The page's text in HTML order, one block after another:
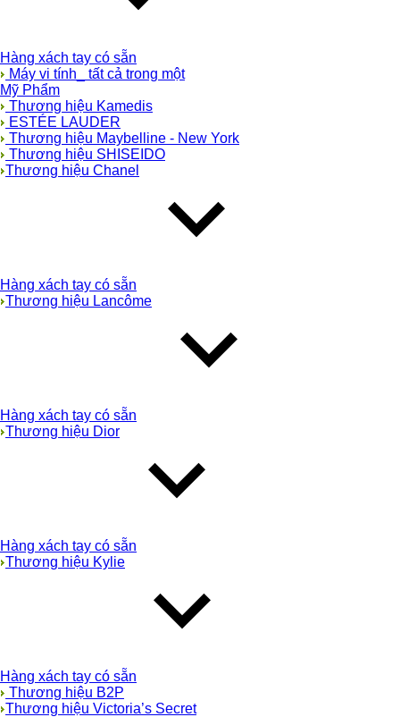
Hàng xách tay có sẵn
Máy vi tính_ tất cả trong một
Mỹ Phẩm
Thương hiệu Kamedis
ESTÉE LAUDER
Thương hiệu Maybelline - New York
Thương hiệu SHISEIDO
Thương hiệu Chanel
Hàng xách tay có sẵn
Thương hiệu Lancôme
Hàng xách tay có sẵn
Thương hiệu Dior
Hàng xách tay có sẵn
Thương hiệu Kylie
Hàng xách tay có sẵn
Thương hiệu B2P
Thương hiệu Victoria’s Secret